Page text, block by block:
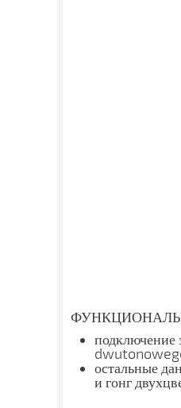
остальные
и гонг